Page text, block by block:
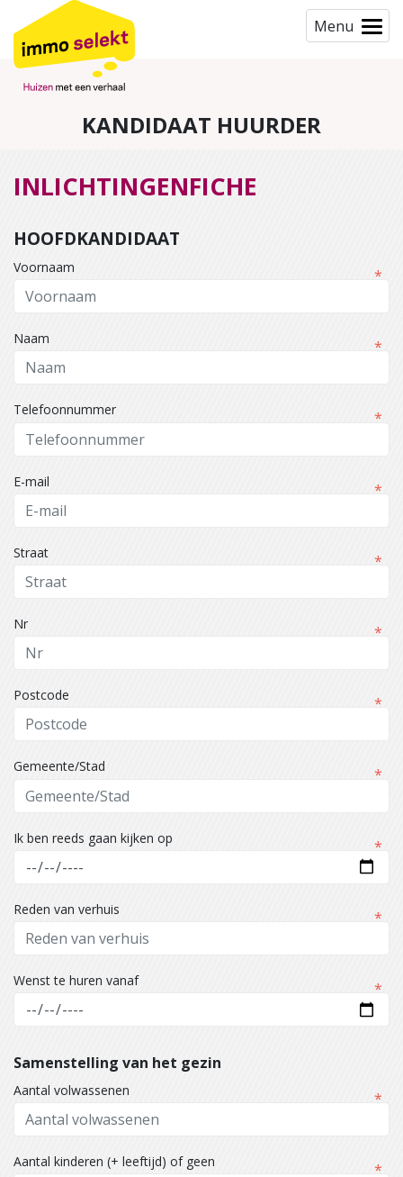
Menu
KANDIDAAT HUURDER
INLICHTINGENFICHE
HOOFDKANDIDAAT
Voornaam
Naam
Telefoonnummer
E-mail
Straat
Nr
Postcode
Gemeente/Stad
Ik ben reeds gaan kijken op
Reden van verhuis
Wenst te huren vanaf
Samenstelling van het gezin
Aantal volwassenen
Aantal kinderen (+ leeftijd) of geen